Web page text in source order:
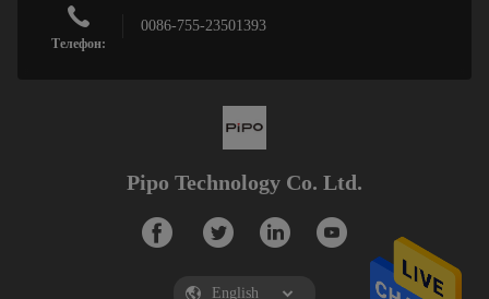
Телефон:
0086-755-23501393
Pipo Technology Co. Ltd.